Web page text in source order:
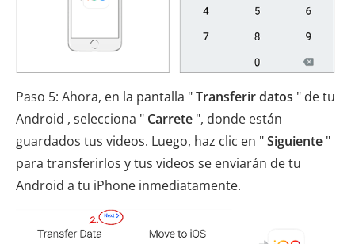
Paso 5: Ahora, en la pantalla "Transferir datos " de tu
Android , selecciona " Carrete ", donde están
guardados tus videos. Luego, haz clic en "Siguiente "
para transferirlos y tus videos se enviarán de tu
Android a tu iPhone inmediatamente.